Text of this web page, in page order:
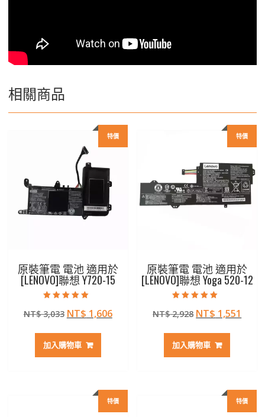
相關商品
特價
原裝筆電 電池 適用於
[LENOVO]聯想 Y720-15
5.00
滿分 5
NT$3,033 原
價
格：
NT$ 1,606目
加入購物車
特價
原裝筆電 電池 適用於
[LENOVO]聯想 Yoga 520-12
5.00
滿分 5
NT$2,928 原
價
格：
NT$ 1,551
加入購物車
特價 特價